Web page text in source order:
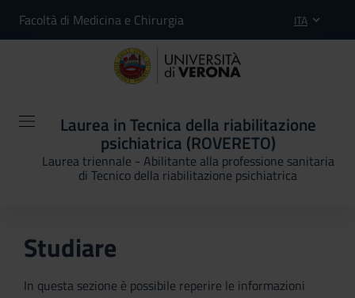
Facoltà di Medicina e Chirurgia ITA
Laurea in Tecnica della riabilitazione
psichiatrica (ROVERETO)
Laurea triennale - Abilitante alla professione sanitaria
di Tecnico della riabilitazione psichiatrica
Studiare
In questa sezione è possibile reperire le informazioni